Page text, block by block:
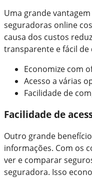
Uma grande
seguradoras online
causa dos custos
transparente e fácil de
Economize com
Acesso a várias
Facilidade de
Facilidade de
Outro grande
informações. Com os
ver e comparar
seguradora. Isso